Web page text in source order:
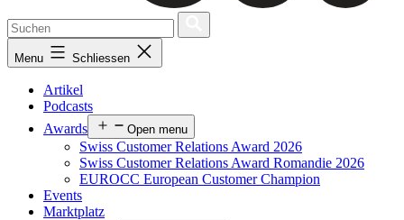
Menu Schliessen
Artikel
Podcasts
Awards
Open menu
Swiss Customer Relations Award 2026
Swiss Customer Relations Award Romandie 2026
EUROCC European Customer Champion
Events
Marktplatz